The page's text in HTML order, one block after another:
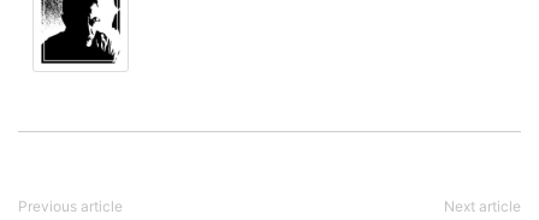
Previous article Next article